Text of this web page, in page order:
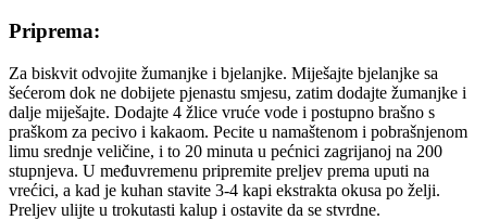
Priprema:
Za biskvit odvojite žumanjke i bjelanjke. Miješajte bjelanjke sa
šećerom dok ne dobijete pjenastu smjesu, zatim dodajte žumanjke i
dalje miješajte. Dodajte 4 žlice vruće vode i postupno brašno s
praškom za pecivo i kakaom. Pecite u namaštenom i pobrašnjenom
limu srednje veličine, i to 20 minuta u pećnici zagrijanoj na 200
stupnjeva. U međuvremenu pripremite preljev prema uputi na
vrećici, a kad je kuhan stavite 3-4 kapi ekstrakta okusa po želji.
Preljev ulijte u trokutasti kalup i ostavite da se stvrdne.